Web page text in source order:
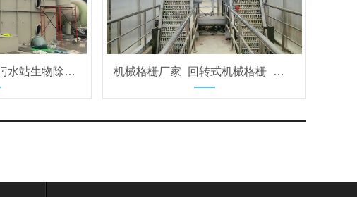
生物除臭设备厂家_污水站生物除臭设备_废气除臭装置生产定制 机械格栅厂家_回转式机械格栅_污水处理机械格栅设备定制